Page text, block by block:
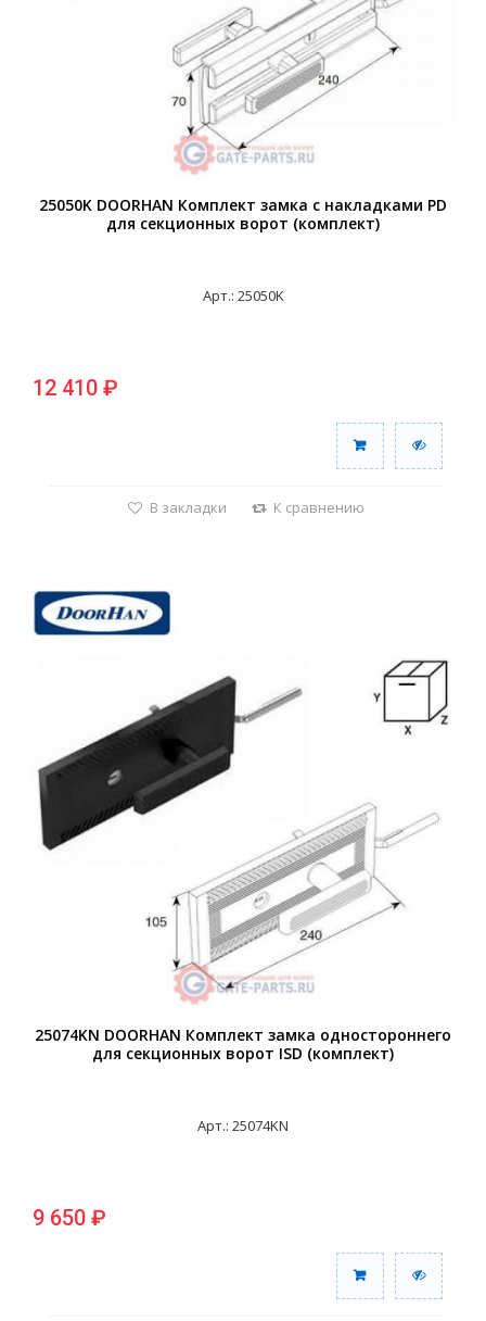
25050K DOORHAN Комплект замка с накладками PD
для секционных ворот (комплект)
Арт.: 25050K
12 410 ₽
В закладки К сравнению
25074KN DOORHAN Комплект замка одностороннего
для секционных ворот ISD (комплект)
Арт.: 25074KN
9 650 ₽